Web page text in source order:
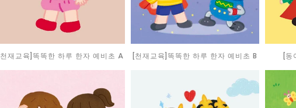
[천재교육]똑똑한 하루 한자 예비초 A [천재교육]똑똑한 하루 한자 예비초 B [